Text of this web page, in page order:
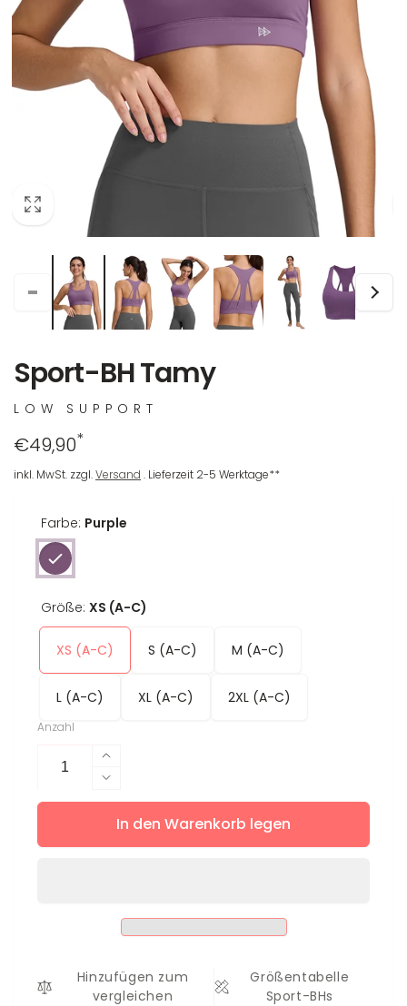
Sport-BH Tamy
LOW SUPPORT
Regulärer
Preis
€49,90*
inkl. MwSt. zzgl.Versand . Lieferzeit 2-5 Werktage**
Farbe: Purple
Größe: XS (A-C)
XS (A-C) S (A-C) M (A-C)
L (A-C) XL (A-C) 2XL (A-C)
Anzahl
Erhöhe
die
Menge
für
Verringere
die
Menge
für
In den Warenkorb legen
Hinzufügen zum
vergleichen
Größentabelle
Sport-BHs